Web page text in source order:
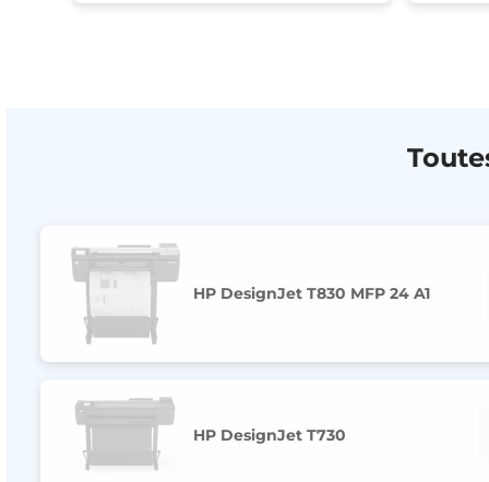
HP DesignJet T830 MFP 24 A1
HP DesignJet T730